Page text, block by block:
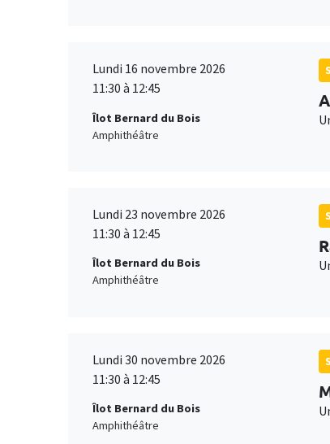
Lundi 16 novembre 2026
11:30 à 12:45
Îlot Bernard du Bois
Amphithéâtre
Lundi 23 novembre 2026
11:30 à 12:45
Îlot Bernard du Bois
Amphithéâtre
Lundi 30 novembre 2026
11:30 à 12:45
Îlot Bernard du Bois
Amphithéâtre